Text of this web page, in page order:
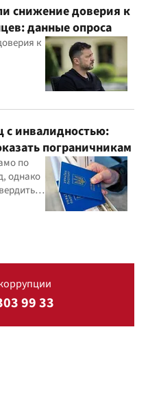
снижение доверия к
данные опроса
к
с инвалидностью:
пограничникам
по
однако
99 33